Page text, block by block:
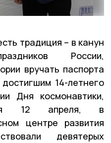
традиция – в канун
России,
вручать паспорта
14-летнего
Дня космонавтики,
12 апреля, в
центре развития
девятерых